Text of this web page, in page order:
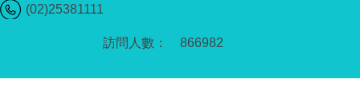
866982
(02)25381111